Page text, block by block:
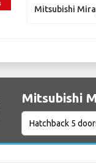
Mitsubishi
Mitsubishi